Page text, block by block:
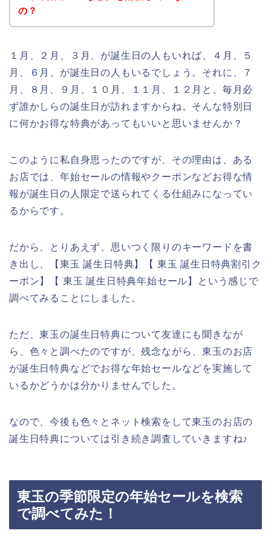
の？
１月、２月、３月、が誕生日の人もいれば、４月、５
月、６月、が誕生日の人もいるでしょう。それに、７
月、８月、９月、１０月、１１月、１２月と、毎月必
ず誰かしらの誕生日が訪れますからね。そんな特別日
に何かお得な特典があってもいいと思いませんか？
このように私自身思ったのですが、その理由は、ある
お店では、年始セールの情報やクーポンなどお得な情
報が誕生日の人限定で送られてくる仕組みになってい
るからです。
だから、とりあえず、思いつく限りのキーワードを書
き出し、【東玉 誕生日特典】【 東玉 誕生日特典割引ク
ーポン】【 東玉 誕生日特典年始セール】という感じで
調べてみることにしました。
ただ、東玉の誕生日特典について友達にも聞きなが
ら、色々と調べたのですが、残念ながら、東玉のお店
が誕生日特典などでお得な年始セールなどを実施して
いるかどうかは分かりませんでした。
なので、今後も色々とネット検索をして東玉のお店の
誕生日特典については引き続き調査していきますね♪
東玉の季節限定の年始セールを検索
で調べてみた！